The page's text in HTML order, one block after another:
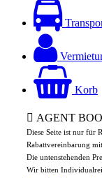
Korb
AGENT
Diese Seite ist nur für
Rabattvereinbarung
Die untenstehenden
Wir bitten